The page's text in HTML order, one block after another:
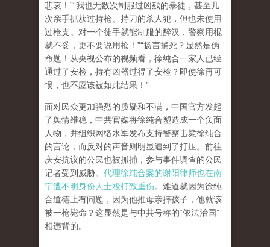
悲哀！”“我也无数次制服过凶残的暴徒，甚至几
次亲手抓获过持枪、持刀的杀人犯，但也未使用
过枪支。对一个徒手就能制服的醉汉，警察用棍
就不妥，更不要说用枪！”“扬言捅死？显然是伪
命题！从央视公布的视频看，徐纯合一家人已经
通过了安检，持有凶器过得了安检？即使徐再可
恨，也不应该被如此结果！”
面对民众更加强烈的质疑和不满，中国官方发起
了舆情维稳，中共官媒将徐纯合塑造成一个负面
人物，并组织网络水军发布支持警察击毙徐纯合
的言论，而反对的声音则明显遭到了打压。前往
庆安抗议的公民也被抓捕，参与事件调查的公民
记者受到威胁。 代理徐纯合案的谢阳律师也在南
宁遭不明身份人士殴打致重伤。难道就因为徐纯
合道德上有问题，因为他推母亲摔孩子，他就该
被一枪毙命？这显然是与中共号称的“依法治国”
相违背的。